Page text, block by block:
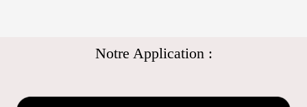
Notre Application :